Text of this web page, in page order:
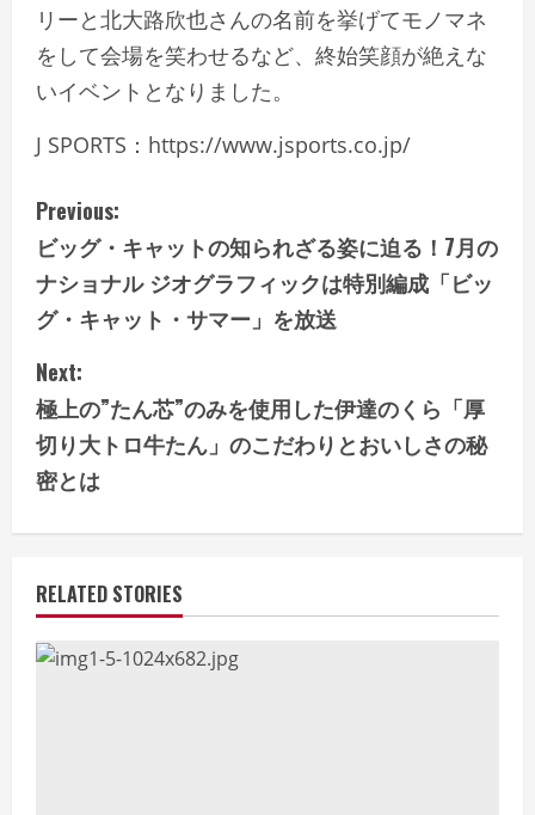
リーと北大路欣也さんの名前を挙げてモノマネ
をして会場を笑わせるなど、終始笑顔が絶えな
いイベントとなりました。
J SPORTS：https://www.jsports.co.jp/
C
o
n
t
i
n
R
e
Previous:
ビッグ・キャットの知られざる姿に迫る！7月の
ナショナル ジオグラフィックは特別編成「ビッ
グ・キャット・サマー」を放送
Next:
極上の”たん芯”のみを使用した伊達のくら「厚
切り大トロ牛たん」のこだわりとおいしさの秘
密とは
RELATED STORIES